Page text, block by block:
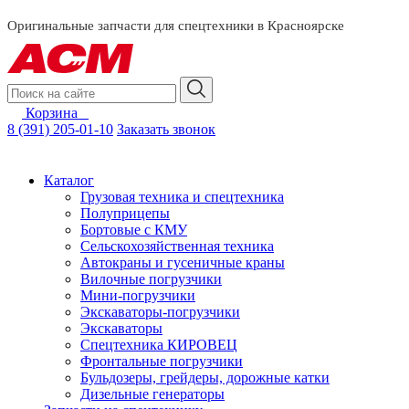
Оригинальные запчасти для спецтехники в Красноярске
Корзина
8 (391) 205-01-10 Заказать звонок
Каталог
Грузовая техника и спецтехника
Полуприцепы
Бортовые с КМУ
Сельскохозяйственная техника
Автокраны и гусеничные краны
Вилочные погрузчики
Мини-погрузчики
Экскаваторы-погрузчики
Экскаваторы
Спецтехника КИРОВЕЦ
Фронтальные погрузчики
Бульдозеры, грейдеры, дорожные катки
Дизельные генераторы